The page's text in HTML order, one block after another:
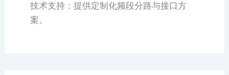
技术支持：提供定制化频段分路与接口方
案。